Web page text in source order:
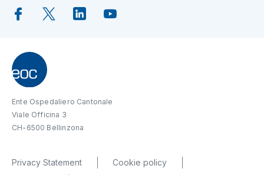
Ente Ospedaliero Cantonale
Viale Officina 3
CH-6500 Bellinzona
Privacy Statement
Cookie policy